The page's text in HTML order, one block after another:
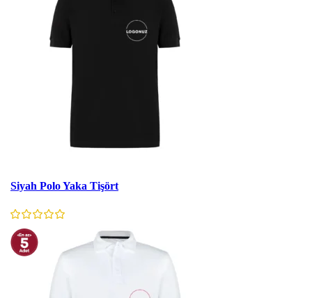
Siyah Polo Yaka Tişört